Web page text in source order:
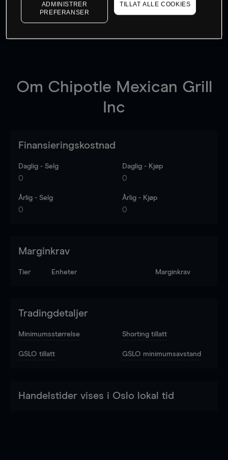
Kursene er veiledende. Log into see latest market data
Om Chipotle Mexican Grill
Inc
Finansieringskostnad
Daglig - Selg
0
Daglig - Kjøp
0
Årlig - Selg
0
Årlig - Kjøp
0
Marginkrav
Tier Enheter Marginkrav
Tradingdetaljer
Minimumsstørrelse Shorting tillatt
GSLO tillatt GSLO minimumsavstand
Handelstider vises i Oslo lokal tid
ADMINISTRER
PREFERANSER
TILLAT ALLE COOKIES